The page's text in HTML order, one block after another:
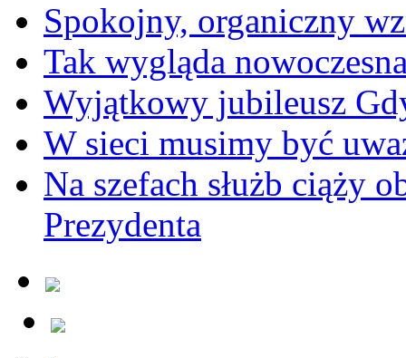
Spokojny, organiczny
Tak wygląda
Wyjątkowy jubileusz
W sieci musimy być
Na szefach służb ciąży
Prezydenta